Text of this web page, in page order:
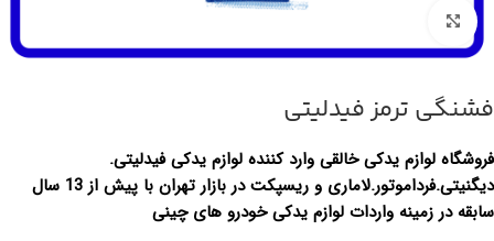
فشنگی ترمز فیدلیتی
فروشگاه لوازم یدکی خالقی وارد کننده لوازم یدکی فیدلیتی.
دیگنیتی.فرداموتور.لاماری و ریسپکت در بازار تهران با پیش از 13 سال
سابقه در زمینه واردات لوازم یدکی خودرو های چینی